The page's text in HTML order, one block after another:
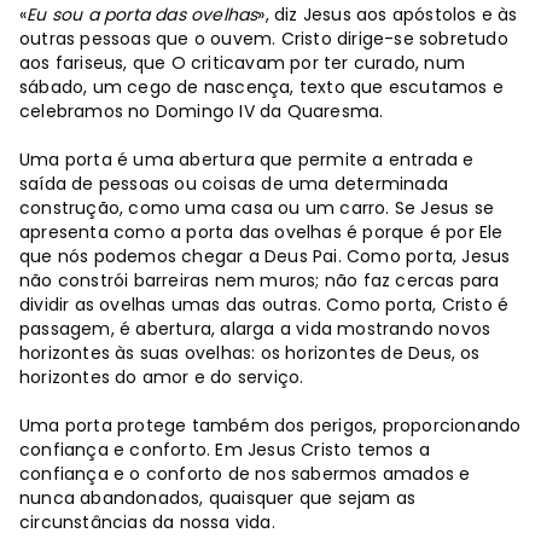
«Eu sou a porta das ovelhas», diz Jesus aos apóstolos e às
outras pessoas que o ouvem. Cristo dirige-se sobretudo
aos fariseus, que O criticavam por ter curado, num
sábado, um cego de nascença, texto que escutamos e
celebramos no Domingo IV da Quaresma.
Uma porta é uma abertura que permite a entrada e
saída de pessoas ou coisas de uma determinada
construção, como uma casa ou um carro. Se Jesus se
apresenta como a porta das ovelhas é porque é por Ele
que nós podemos chegar a Deus Pai. Como porta, Jesus
não constrói barreiras nem muros; não faz cercas para
dividir as ovelhas umas das outras. Como porta, Cristo é
passagem, é abertura, alarga a vida mostrando novos
horizontes às suas ovelhas: os horizontes de Deus, os
horizontes do amor e do serviço.
Uma porta protege também dos perigos, proporcionando
confiança e conforto. Em Jesus Cristo temos a
confiança e o conforto de nos sabermos amados e
nunca abandonados, quaisquer que sejam as
circunstâncias da nossa vida.